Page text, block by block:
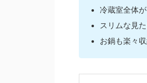
冷蔵室全体
スリムな見
お鍋も楽々